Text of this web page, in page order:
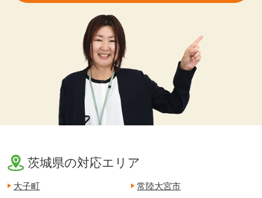
茨城県の対応エリア
大子町
常陸大宮市